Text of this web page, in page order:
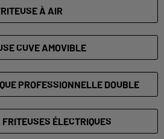
À AIR
CUVE AMOVIBLE
PROFESSIONNELLE DOUBLE
ÉLECTRIQUES